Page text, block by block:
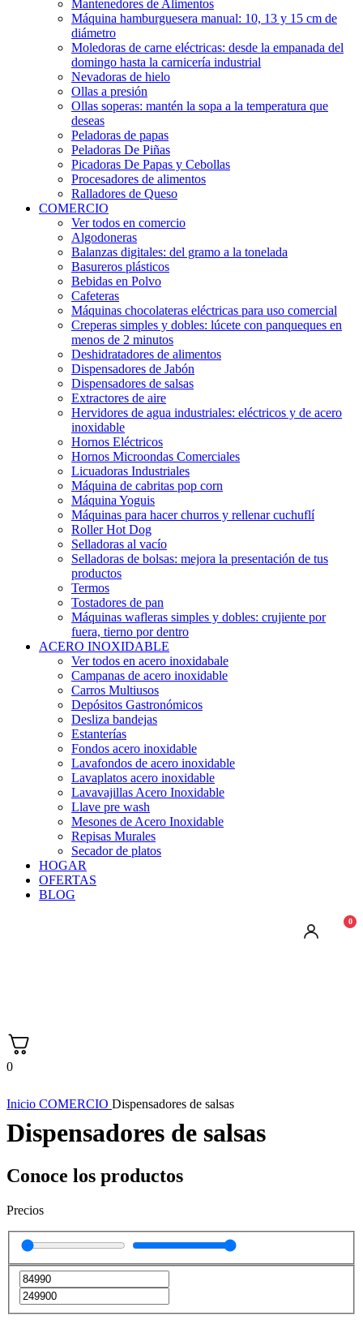
Mantenedores de Alimentos
Máquina hamburguesera manual: 10, 13 y 15 cm de
diámetro
Moledoras de carne eléctricas: desde la empanada del
domingo hasta la carnicería industrial
Nevadoras de hielo
Ollas a presión
Ollas soperas: mantén la sopa a la temperatura que
deseas
Peladoras de papas
Peladoras De Piñas
Picadoras De Papas y Cebollas
Procesadores de alimentos
Ralladores de Queso
COMERCIO
Ver todos en comercio
Algodoneras
Balanzas digitales: del gramo a la tonelada
Basureros plásticos
Bebidas en Polvo
Cafeteras
Máquinas chocolateras eléctricas para uso comercial
Creperas simples y dobles: lúcete con panqueques en
menos de 2 minutos
Deshidratadores de alimentos
Dispensadores de Jabón
Dispensadores de salsas
Extractores de aire
Hervidores de agua industriales: eléctricos y de acero
inoxidable
Hornos Eléctricos
Hornos Microondas Comerciales
Licuadoras Industriales
Máquina de cabritas pop corn
Máquina Yoguis
Máquinas para hacer churros y rellenar cuchuflí
Roller Hot Dog
Selladoras al vacío
Selladoras de bolsas: mejora la presentación de tus
productos
Termos
Tostadores de pan
Máquinas wafleras simples y dobles: crujiente por
fuera, tierno por dentro
ACERO INOXIDABLE
Ver todos en acero inoxidabale
Campanas de acero inoxidable
Carros Multiusos
Depósitos Gastronómicos
Desliza bandejas
Estanterías
Fondos acero inoxidable
Lavafondos de acero inoxidable
Lavaplatos acero inoxidable
Lavavajillas Acero Inoxidable
Llave pre wash
Mesones de Acero Inoxidable
Repisas Murales
Secador de platos
HOGAR
OFERTAS
BLOG
0
0
Inicio COMERCIO Dispensadores de salsas
Dispensadores de salsas
Conoce los productos
Precios